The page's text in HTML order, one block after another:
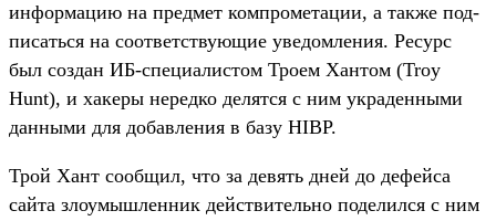
информа­цию на пред­мет ком­про­мета­ции, а так­же под­
писать­ся на соот­ветс­тву­ющие уве­дом­ления. Ресурс
был соз­дан ИБ‑спе­циалис­том Тро­ем Хан­том (Troy
Hunt), и хакеры неред­ко делят­ся с ним укра­ден­ными
дан­ными для добав­ления в базу HIBP.
Трой Хант сооб­щил, что за девять дней до дефей­са
сай­та зло­умыш­ленник дей­стви­тель­но поделил­ся с ним